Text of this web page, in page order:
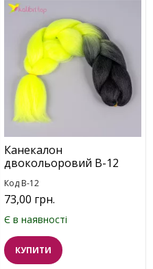
Канекалон
двокольоровий B-12
Код B-12
73,00 грн.
Є в наявності
КУПИТИ